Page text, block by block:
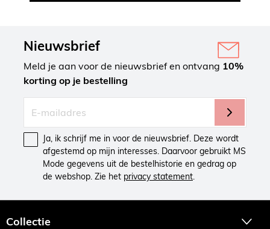
Nieuwsbrief
Meld je aan voor de nieuwsbrief en ontvang 10%
korting op je bestelling
Ja, ik schrijf me in voor de nieuwsbrief. Deze wordt
afgestemd op mijn interesses. Daarvoor gebruikt MS
Mode gegevens uit de bestelhistorie en gedrag op
de webshop. Zie het privacy statement.
Collectie